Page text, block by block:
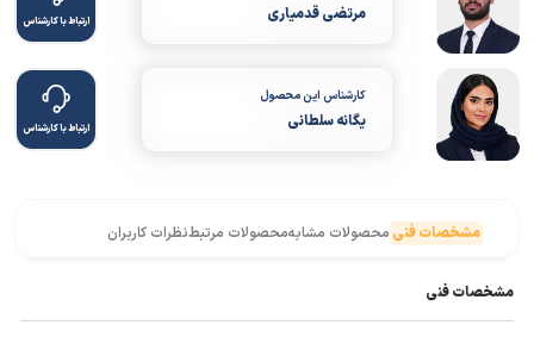
مرتضی قدمیاری ارتباط با کارشناس
کارشناس این محصول
یگانه سلطانی ارتباط با کارشناس
مشخصات فنی محصولات مشابهمحصولات مرتبطنظرات کاربران
مشخصات فنی